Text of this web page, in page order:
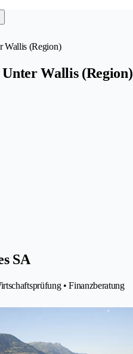
Wallis (Region)
Wallis (Region)
SA
• Finanzberatung